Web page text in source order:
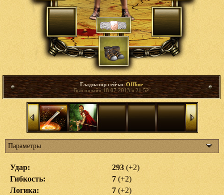
Гладиатор сейчасOffline
Был онлайн 18.07.2013 в 21:52
Параметры
Удар: 293(+2)
Гибкость:
7 (+2)
Логика:
7 (+2)